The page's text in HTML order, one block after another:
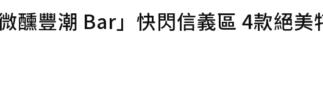
醺豐潮 Bar」快閃信義區 4款絕美